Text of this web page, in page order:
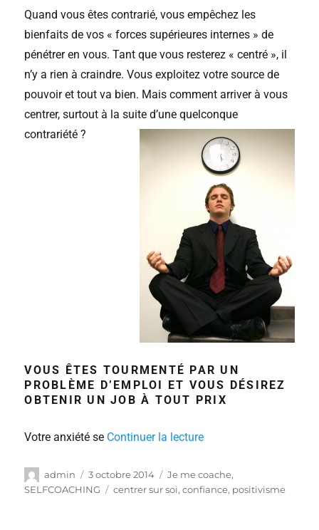
Quand vous êtes contrarié, vous empêchez les
bienfaits de vos « forces supérieures internes » de
pénétrer en vous. Tant que vous resterez « centré », il
n’y a rien à craindre. Vous exploitez votre source de
pouvoir et tout va bien. Mais comment arriver à vous
centrer, surtout à la suite d’une quelconque
contrariété ?
VOUS ÊTES TOURMENTÉ PAR UN
PROBLÈME D’EMPLOI ET VOUS DÉSIREZ
OBTENIR UN JOB À TOUT PRIX
Votre anxiété se Continuer la lecture
admin 3 octobre 2014 Je me coache,
SELFCOACHING
centrer sur soi,confiance, positivisme